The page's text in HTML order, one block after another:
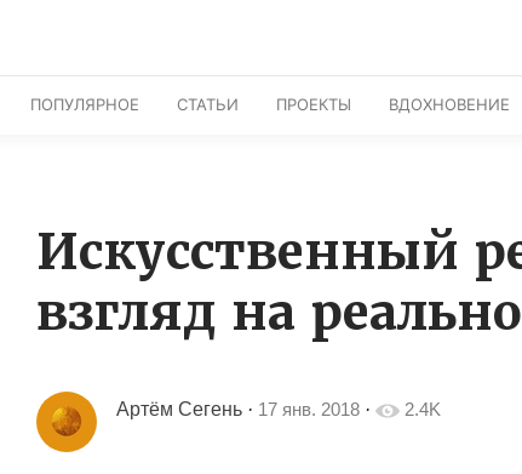
ПОПУЛЯРНОЕ СТАТЬИ ПРОЕКТЫ ВДОХНОВЕНИЕ
Искусственный
взгляд на
Артём Сегень· 17 янв. 2018· 2.4K